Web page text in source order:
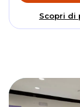
Scopri di